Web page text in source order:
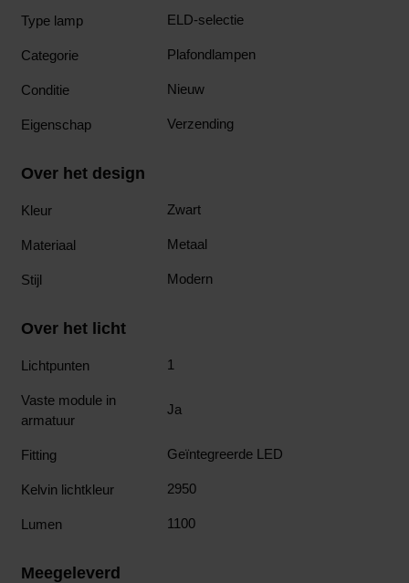
Type lamp ELD-selectie
Categorie Plafondlampen
Conditie Nieuw
Eigenschap Verzending
Over het design
Kleur Zwart
Materiaal Metaal
Stijl Modern
Over het licht
Lichtpunten 1
Vaste module in
armatuur
Ja
Fitting Geïntegreerde LED
Kelvin lichtkleur 2950
Lumen 1100
Meegeleverd